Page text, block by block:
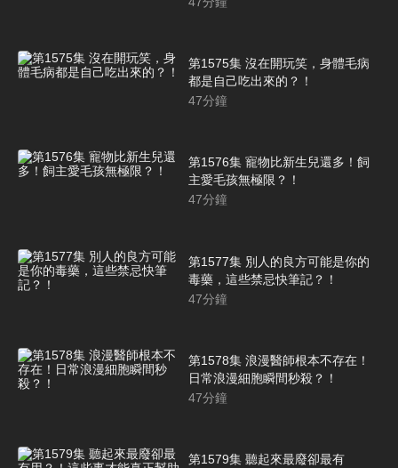
第1575集 沒在開玩笑，身體毛病
都是自己吃出來的？！
47分鐘
第1576集 寵物比新生兒還多！飼
主愛毛孩無極限？！
47分鐘
第1577集 別人的良方可能是你的
毒藥，這些禁忌快筆記？！
47分鐘
第1578集 浪漫醫師根本不存在！
日常浪漫細胞瞬間秒殺？！
47分鐘
第1579集 聽起來最廢卻最有